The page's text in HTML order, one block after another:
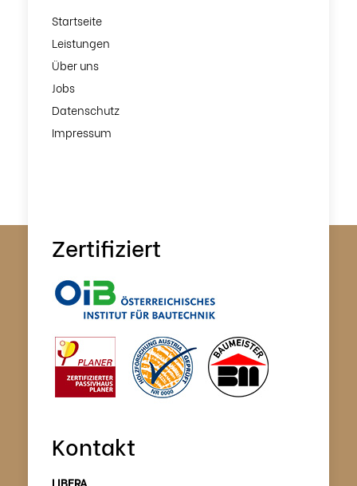
Startseite
Leistungen
Über uns
Jobs
Datenschutz
Impressum
Zertifiziert
Kontakt
LIBERA